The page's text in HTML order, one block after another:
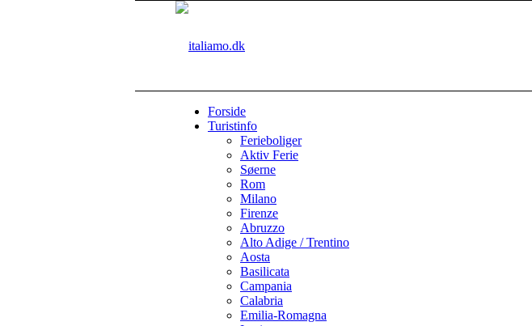
Forside
Turistinfo
Ferieboliger
Aktiv Ferie
Søerne
Rom
Milano
Firenze
Abruzzo
Alto Adige / Trentino
Aosta
Basilicata
Campania
Calabria
Emilia-Romagna